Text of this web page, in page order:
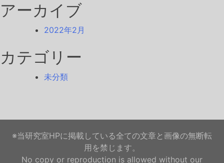
アーカイブ
2022年2月
カテゴリー
未分類
※当研究室HPに掲載している全ての文章と画像の無断転
用を禁じます。
No copy or reproduction is allowed without our